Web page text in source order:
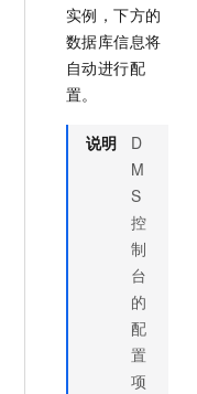
实例，下方的
数据库信息将
自动进行配
置。
说明
D
M
S
控
制
台
的
配
置
项